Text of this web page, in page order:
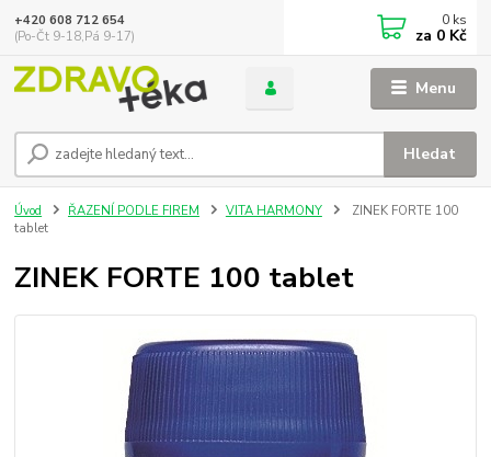
Menu
Hledat
+420 608 712 654
(Po-Čt 9-18,Pá 9-17)
0 ks
za 0 Kč
Úvod ŘAZENÍ PODLE FIREM VITA HARMONY
ZINEK FORTE 100
tablet
ZINEK FORTE 100 tablet